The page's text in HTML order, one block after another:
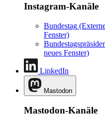
Instagram-Kanäle
Bundestag
Fenster)
neues Fenster)
LinkedIn
Mastodon
Mastodon-Kanäle